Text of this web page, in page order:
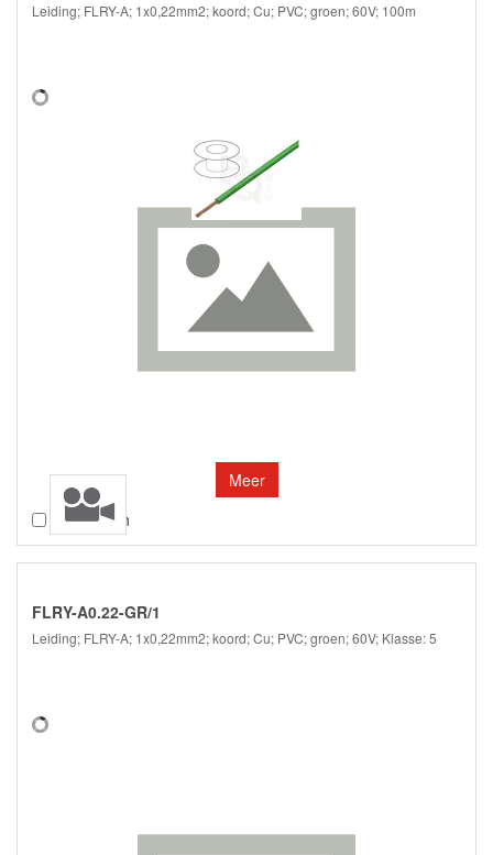
Leiding; FLRY-A; 1x0,22mm2; koord; Cu; PVC; groen; 60V; 100m
Meer
Vergelijken
FLRY-A0.22-GR/1
Leiding; FLRY-A; 1x0,22mm2; koord; Cu; PVC; groen; 60V; Klasse: 5